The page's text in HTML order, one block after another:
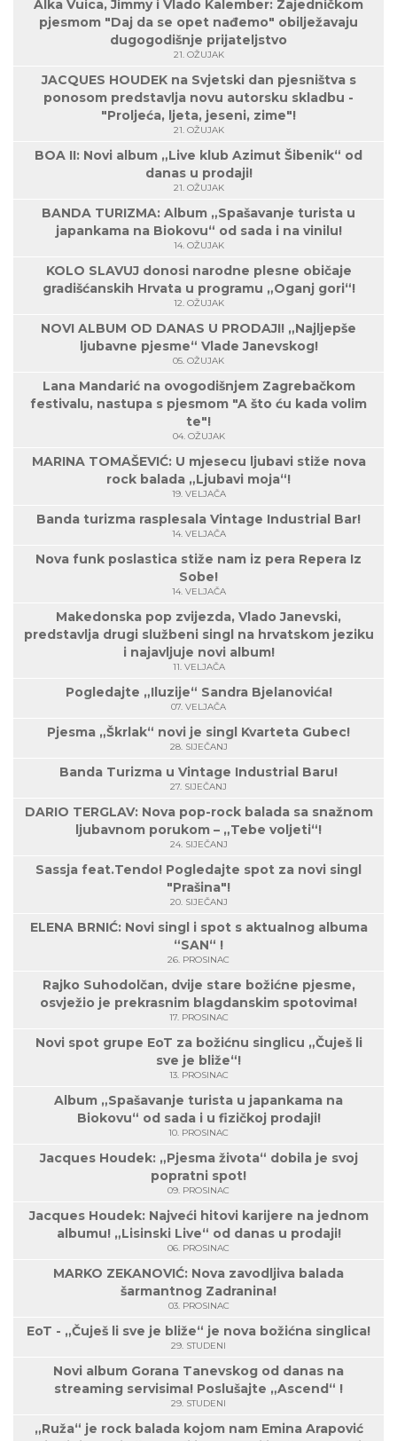
Alka Vuica, Jimmy i Vlado Kalember: Zajedničkom
pjesmom "Daj da se opet nađemo" obilježavaju
dugogodišnje prijateljstvo
21. OŽUJAK
JACQUES HOUDEK na Svjetski dan pjesništva s
ponosom predstavlja novu autorsku skladbu -
"Proljeća, ljeta, jeseni, zime"!
21. OŽUJAK
BOA II: Novi album „Live klub Azimut Šibenik“ od
danas u prodaji!
21. OŽUJAK
BANDA TURIZMA: Album „Spašavanje turista u
japankama na Biokovu“ od sada i na vinilu!
14. OŽUJAK
KOLO SLAVUJ donosi narodne plesne običaje
gradišćanskih Hrvata u programu „Oganj gori“!
12. OŽUJAK
NOVI ALBUM OD DANAS U PRODAJI! „Najljepše
ljubavne pjesme“ Vlade Janevskog!
05. OŽUJAK
Lana Mandarić na ovogodišnjem Zagrebačkom
festivalu, nastupa s pjesmom "A što ću kada volim
te"!
04. OŽUJAK
MARINA TOMAŠEVIĆ: U mjesecu ljubavi stiže nova
rock balada „Ljubavi moja“!
19. VELJAČA
Banda turizma rasplesala Vintage Industrial Bar!
14. VELJAČA
Nova funk poslastica stiže nam iz pera Repera Iz
Sobe!
14. VELJAČA
Makedonska pop zvijezda, Vlado Janevski,
predstavlja drugi službeni singl na hrvatskom jeziku
i najavljuje novi album!
11. VELJAČA
Pogledajte „Iluzije“ Sandra Bjelanovića!
07. VELJAČA
Pjesma „Škrlak“ novi je singl Kvarteta Gubec!
28. SIJEČANJ
Banda Turizma u Vintage Industrial Baru!
27. SIJEČANJ
DARIO TERGLAV: Nova pop-rock balada sa snažnom
ljubavnom porukom – „Tebe voljeti“!
24. SIJEČANJ
Sassja feat.Tendo! Pogledajte spot za novi singl
"Prašina"!
20. SIJEČANJ
ELENA BRNIĆ: Novi singl i spot s aktualnog albuma
“SAN“ !
26. PROSINAC
Rajko Suhodolčan, dvije stare božićne pjesme,
osvježio je prekrasnim blagdanskim spotovima!
17. PROSINAC
Novi spot grupe EoT za božićnu singlicu „Čuješ li
sve je bliže“!
13. PROSINAC
Album „Spašavanje turista u japankama na
Biokovu“ od sada i u fizičkoj prodaji!
10. PROSINAC
Jacques Houdek: „Pjesma života“ dobila je svoj
popratni spot!
09. PROSINAC
Jacques Houdek: Najveći hitovi karijere na jednom
albumu! „Lisinski Live“ od danas u prodaji!
06. PROSINAC
MARKO ZEKANOVIĆ: Nova zavodljiva balada
šarmantnog Zadranina!
03. PROSINAC
EoT - „Čuješ li sve je bliže“ je nova božićna singlica!
29. STUDENI
Novi album Gorana Tanevskog od danas na
streaming servisima! Poslušajte „Ascend“ !
29. STUDENI
„Ruža“ je rock balada kojom nam Emina Arapović